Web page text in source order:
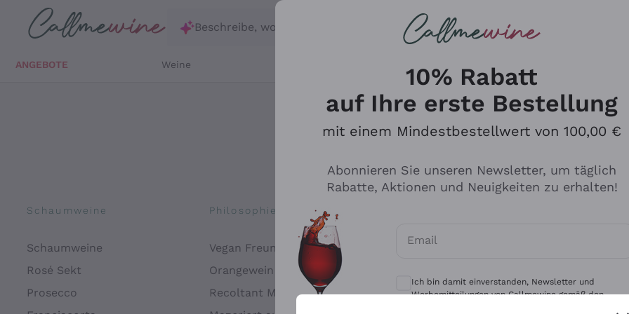
Zum Hauptinhalt springen
Beschreibe, wonach du suchst
ANGEBOTE Weine
Schaumweine
Schaumweine
Rosé Sekt
Prosecco
Philosophien
Vegan Freundlich
Orangewein
Recoltant Manipulant
Antinori
Ca' del Bosco
Gavi
10% Rabatt
auf Ihre erste Bestellung
mit einem Mindestbestellwert von 100,00 €
Abonnieren Sie unseren Newsletter, um täglich
Rabatte, Aktionen und Neuigkeiten zu erhalten!
Email
Optionale Einwilligungen zum Erhalt von
Ich bin damit einverstanden, Newsletter und
Werbemitteilungen von Callmewine gemäß den -